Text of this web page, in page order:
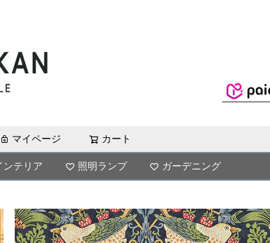
マイページ カート
ンテリア 照明ランプ ガーデニング